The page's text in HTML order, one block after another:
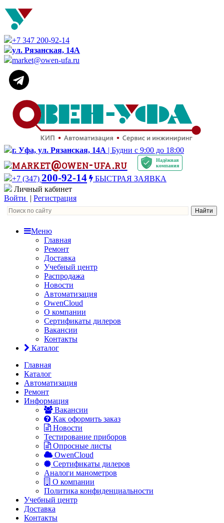
+7 347 200-92-14
ул. Рязанская, 14А
market@owen-ufa.ru
г. Уфа, ул. Рязанская, 14А | Будни с 9:00 до 18:00
market@owen-ufa.ru
Надёжная
компания
+7 (347) 200-92-14
БЫСТРАЯ ЗАЯВКА
Личный кабинет
Войти | Регистрация
Меню
Главная
Ремонт
Доставка
Учебный центр
Распродажа
Новости
Автоматизация
OwenCloud
О компании
Сертификаты дилеров
Вакансии
Контакты
Каталог
Главная
Каталог
Автоматизация
Ремонт
Информация
Вакансии
Как оформить заказ
Новости
Тестирование приборов
Опросные листы
OwenCloud
Сертификаты дилеров
Аналоги манометров
О компании
Политика конфиденциальности
Учебный центр
Доставка
Контакты